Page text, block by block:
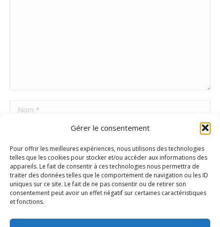
Gérer le consentement
Pour offrir les meilleures expériences, nous utilisons des technologies
telles que les cookies pour stocker et/ou accéder aux informations des
appareils. Le fait de consentir à ces technologies nous permettra de
traiter des données telles que le comportement de navigation ou les ID
uniques sur ce site. Le fait de ne pas consentir ou de retirer son
consentement peut avoir un effet négatif sur certaines caractéristiques
et fonctions.
Nom *
Site Web
Poster commentaire